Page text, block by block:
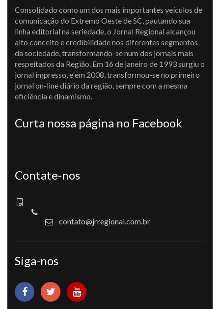
Consolidado como um dos mais importantes veículos de
comunicação do Extremo Oeste de SC, pautando sua
linha editorial na seriedade, o Jornal Regional alcançou
alto conceito e credibilidade nos diferentes segmentos
da sociedade, transformando-se num dos jornais mais
respeitados da Região. Em 16 de janeiro de 1993 surgiu o
jornal impresso, e em 2008, transformou-se no primeiro
jornal on-line diário da região, sempre com a mesma
eficiência e dinamismo.
Curta nossa página no Facebook
Contate-nos
contato@jrregional.com.br
Siga-nos